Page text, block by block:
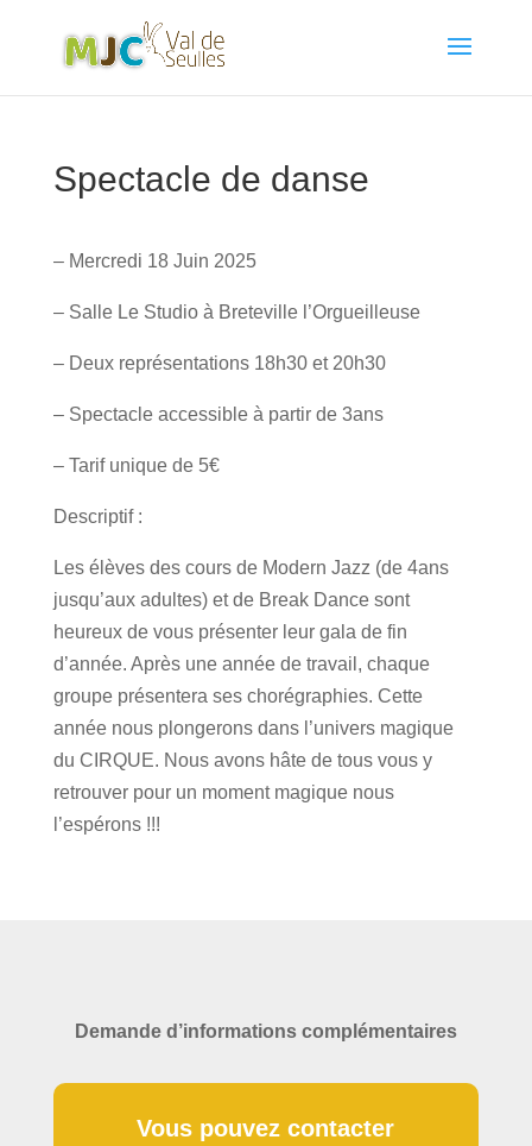
Spectacle de danse
– Mercredi 18 Juin 2025
– Salle Le Studio à Breteville l’Orgueilleuse
– Deux représentations 18h30 et 20h30
– Spectacle accessible à partir de 3ans
– Tarif unique de 5€
Descriptif :
Les élèves des cours de Modern Jazz (de 4ans
jusqu’aux adultes) et de Break Dance sont
heureux de vous présenter leur gala de fin
d’année. Après une année de travail, chaque
groupe présentera ses chorégraphies. Cette
année nous plongerons dans l’univers magique
du CIRQUE. Nous avons hâte de tous vous y
retrouver pour un moment magique nous
l’espérons !!!
Demande d’informations complémentaires
Vous pouvez contacter